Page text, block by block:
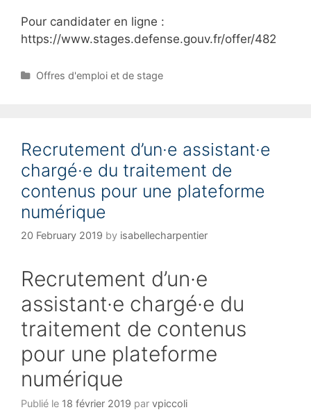
Pour candidater en ligne :
https://www.stages.defense.gouv.fr/offer/482
C
o
e
s
Offres d'emploi et de stage
Recrutement d’un·e assistant·e
chargé·e du traitement de
contenus pour une plateforme
numérique
20 February 2019 by isabellecharpentier
Recrutement d’un·e
assistant·e chargé·e du
traitement de contenus
pour une plateforme
numérique
Publié le 18 février 2019 par vpiccoli